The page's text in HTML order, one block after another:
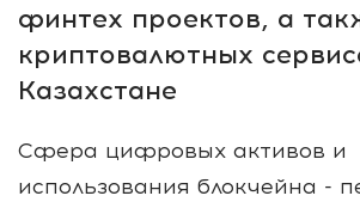
финтех проектов, а
криптовалютных
Казахстане
Сфера цифровых активов и
использования блокчейна -